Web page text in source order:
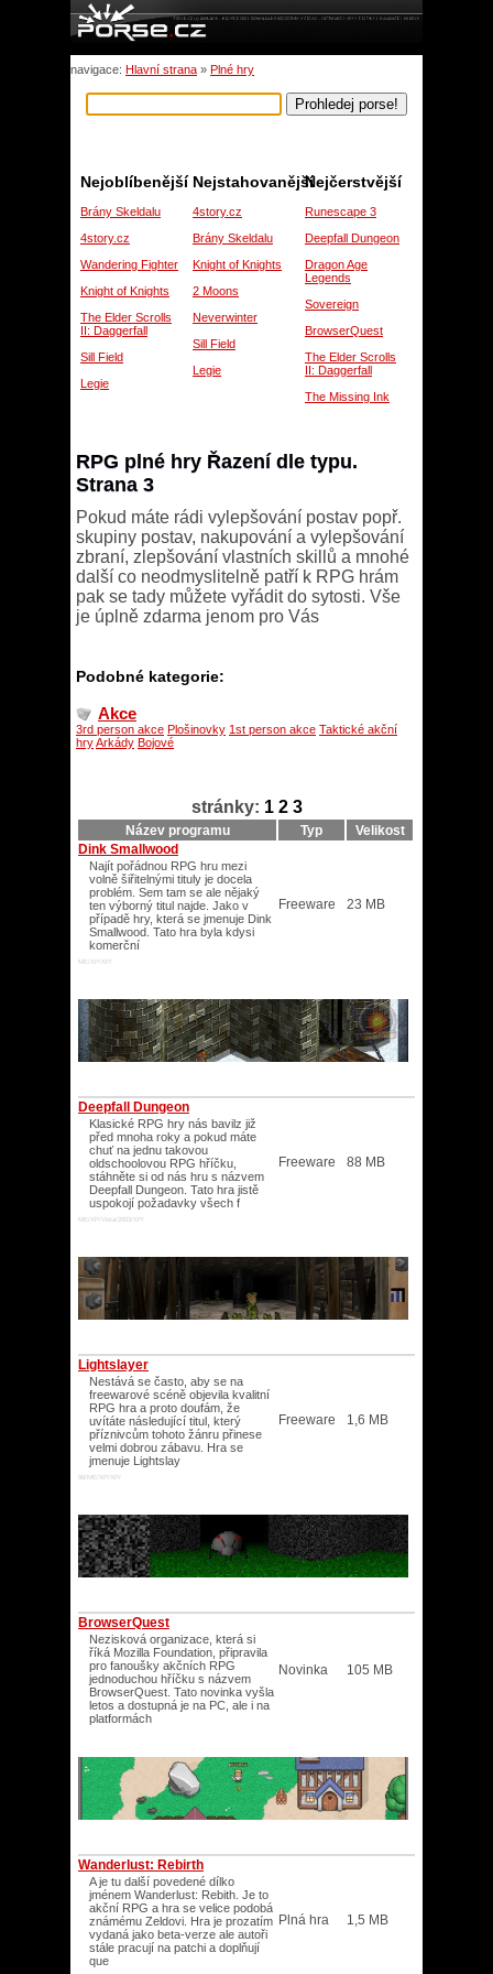
navigace: Hlavní strana » Plné hry
Nejčerstvější
Runescape 3
Deepfall Dungeon
Dragon Age
Legends
Sovereign
BrowserQuest
The Elder Scrolls
II: Daggerfall
The Missing Ink
Nejstahovanější
4story.cz
Brány Skeldalu
Knight of Knights
2 Moons
Neverwinter
Sill Field
Legie
Nejoblíbenější
Brány Skeldalu
4story.cz
Wandering Fighter
Knight of Knights
The Elder Scrolls
II: Daggerfall
Sill Field
Legie
RPG plné hry Řazení dle typu.
Strana 3
Pokud máte rádi vylepšování postav popř.
skupiny postav, nakupování a vylepšování
zbraní, zlepšování vlastních skillů a mnohé
další co neodmyslitelně patří k RPG hrám
pak se tady můžete vyřádit do sytosti. Vše
je úplně zdarma jenom pro Vás
Podobné kategorie:
Akce
3rd person akce Plošinovky 1st person akce Taktické akční
hryArkády Bojové
stránky: 1 2 3
Název programu Typ
Velikost
Dink Smallwood
Najít pořádnou RPG hru mezi
volně šiřitelnými tituly je docela
problém. Sem tam se ale nějaký
ten výborný titul najde. Jako v
případě hry, která se jmenuje Dink
Smallwood. Tato hra byla kdysi
komerční
ME/XP/XP/
Freeware 23 MB
Deepfall Dungeon
Klasické RPG hry nás bavilz již
před mnoha roky a pokud máte
chuť na jednu takovou
oldschoolovou RPG hříčku,
stáhněte si od nás hru s názvem
Deepfall Dungeon. Tato hra jistě
uspokojí požadavky všech f
ME/XP/Vista/2003/XP/
Freeware 88 MB
Lightslayer
Nestává se často, aby se na
freewarové scéně objevila kvalitní
RPG hra a proto doufám, že
uvítáte následující titul, který
příznivcům tohoto žánru přinese
velmi dobrou zábavu. Hra se
jmenuje Lightslay
98/ME/XP/XP/
Freeware 1,6 MB
BrowserQuest
Nezisková organizace, která si
říká Mozilla Foundation, připravila
pro fanoušky akčních RPG
jednoduchou hříčku s názvem
BrowserQuest. Tato novinka vyšla
letos a dostupná je na PC, ale i na
platformách
Novinka 105 MB
Wanderlust: Rebirth
A je tu další povedené dílko
jménem Wanderlust: Rebith. Je to
akční RPG a hra se velice podobá
známému Zeldovi. Hra je prozatím
vydaná jako beta-verze ale autoři
stále pracují na patchi a doplňují
que
Plná hra 1,5 MB